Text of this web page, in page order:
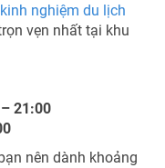
kinh nghiệm du lịch
vẹn nhất tại khu
21:00
nên dành khoảng